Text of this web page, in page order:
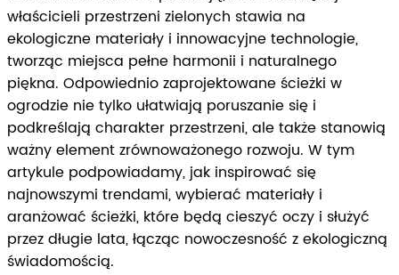
właścicieli przestrzeni zielonych stawia na
ekologiczne materiały i innowacyjne technologie,
tworząc miejsca pełne harmonii i naturalnego
piękna. Odpowiednio zaprojektowane ścieżki w
ogrodzie nie tylko ułatwiają poruszanie się i
podkreślają charakter przestrzeni, ale także stanowią
ważny element zrównoważonego rozwoju. W tym
artykule podpowiadamy, jak inspirować się
najnowszymi trendami, wybierać materiały i
aranżować ścieżki, które będą cieszyć oczy i służyć
przez długie lata, łącząc nowoczesność z ekologiczną
świadomością.